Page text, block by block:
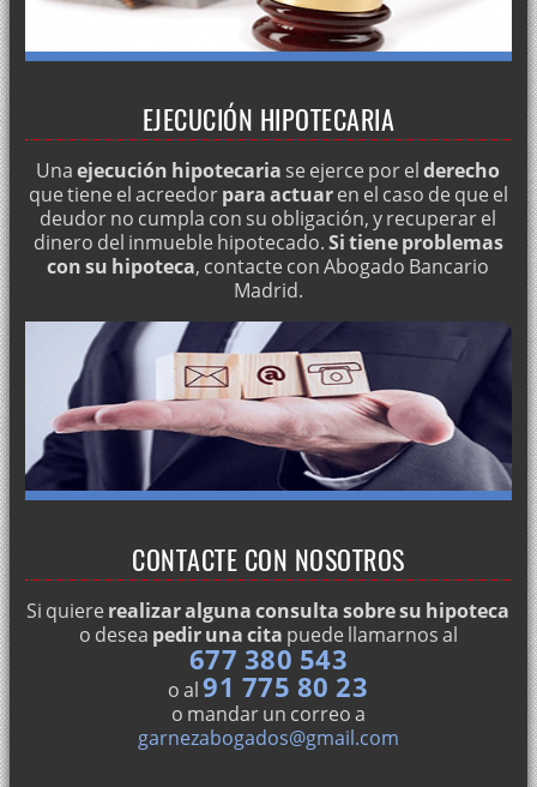
EJECUCIÓN HIPOTECARIA
Unaejecución hipotecaria se ejerce por elderecho
que tiene el acreedorpara actuaren el caso de que el
deudor no cumpla con su obligación, y recuperar el
dinero del inmueble hipotecado.Si tiene problemas
con su hipoteca, contacte con Abogado Bancario
Madrid.
CONTACTE CON NOSOTROS
Si quiere realizar alguna consulta sobre su hipoteca
o desea pedir una cita puede llamarnos al
677 380 543
o al91 775 80 23
o mandar un correo a
garnezabogados@gmail.com